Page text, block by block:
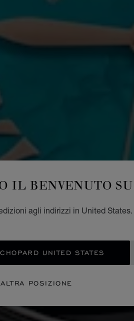
IL BENVENUTO SU
agli indirizzi in United
UNITED STATES
POSIZIONE